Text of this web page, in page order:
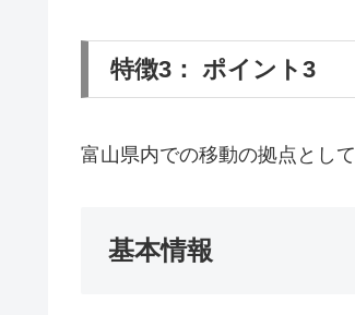
特徴3： ポイント3
富山県内での移動の拠点とし
基本情報